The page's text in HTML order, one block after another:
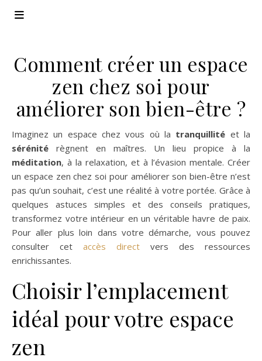
Comment créer un espace
zen chez soi pour
améliorer son bien-être ?
Imaginez un espace chez vous où la tranquillité et la
sérénité règnent en maîtres. Un lieu propice à la
méditation, à la relaxation, et à l’évasion mentale. Créer
un espace zen chez soi pour améliorer son bien-être n’est
pas qu’un souhait, c’est une réalité à votre portée. Grâce à
quelques astuces simples et des conseils pratiques,
transformez votre intérieur en un véritable havre de paix.
Pour aller plus loin dans votre démarche, vous pouvez
consulter cet accès direct vers des ressources
enrichissantes.
Choisir l’emplacement
idéal pour votre espace
zen